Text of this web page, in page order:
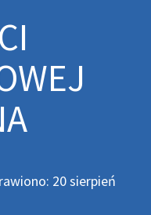
20 sierpień